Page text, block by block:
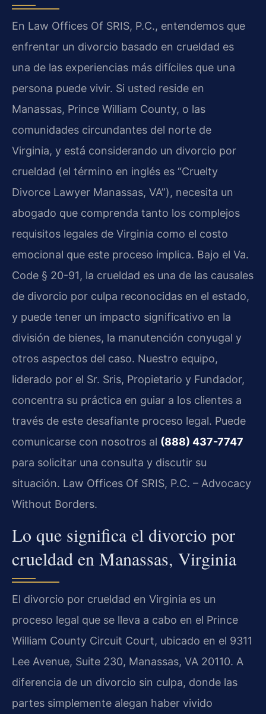
En Law Offices Of SRIS, P.C., entendemos que
enfrentar un divorcio basado en crueldad es
una de las experiencias más difíciles que una
persona puede vivir. Si usted reside en
Manassas, Prince William County, o las
comunidades circundantes del norte de
Virginia, y está considerando un divorcio por
crueldad (el término en inglés es “Cruelty
Divorce Lawyer Manassas, VA”), necesita un
abogado que comprenda tanto los complejos
requisitos legales de Virginia como el costo
emocional que este proceso implica. Bajo el Va.
Code § 20-91, la crueldad es una de las causales
de divorcio por culpa reconocidas en el estado,
y puede tener un impacto significativo en la
división de bienes, la manutención conyugal y
otros aspectos del caso. Nuestro equipo,
liderado por el Sr. Sris, Propietario y Fundador,
concentra su práctica en guiar a los clientes a
través de este desafiante proceso legal. Puede
comunicarse con nosotros al (888) 437-7747
para solicitar una consulta y discutir su
situación. Law Offices Of SRIS, P.C. – Advocacy
Without Borders.
Lo que significa el divorcio por
crueldad en Manassas, Virginia
El divorcio por crueldad en Virginia es un
proceso legal que se lleva a cabo en el Prince
William County Circuit Court, ubicado en el 9311
Lee Avenue, Suite 230, Manassas, VA 20110. A
diferencia de un divorcio sin culpa, donde las
partes simplemente alegan haber vivido